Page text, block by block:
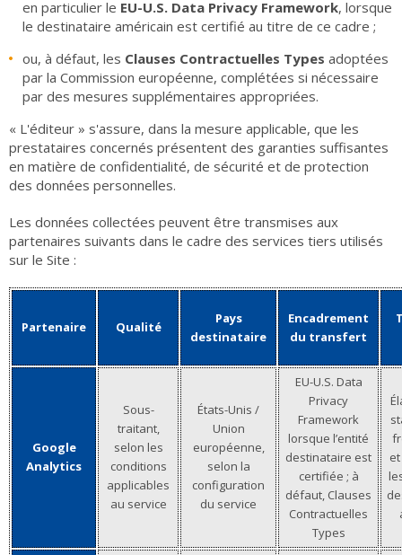
en particulier le EU-U.S. Data Privacy Framework, lorsque
le destinataire américain est certifié au titre de ce cadre ;
ou, à défaut, les Clauses Contractuelles Types adoptées
par la Commission européenne, complétées si nécessaire
par des mesures supplémentaires appropriées.
« L'éditeur » s'assure, dans la mesure applicable, que les
prestataires concernés présentent des garanties suffisantes
en matière de confidentialité, de sécurité et de protection
des données personnelles.
Les données collectées peuvent être transmises aux
partenaires suivants dans le cadre des services tiers utilisés
sur le Site :
Partenaire Qualité
Pays
destinataire
Encadrement
du transfert
Google
Analytics
Sous-
traitant,
selon les
conditions
applicables
au service
États-Unis /
Union
européenne,
selon la
configuration
du service
EU-U.S. Data
Privacy
Framework
lorsque l’entité
destinataire est
certifiée ; à
défaut, Clauses
Contractuelles
Types